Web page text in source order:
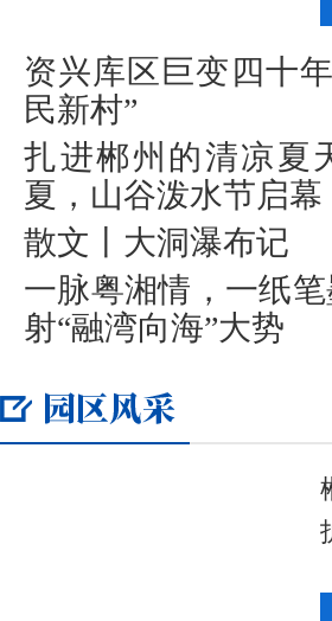
资兴库区巨变四十
民新村”
扎进郴州的清凉夏
夏，山谷泼水节启幕
散文丨大洞瀑布记
一脉粤湘情，一纸
射“融湾向海”大势